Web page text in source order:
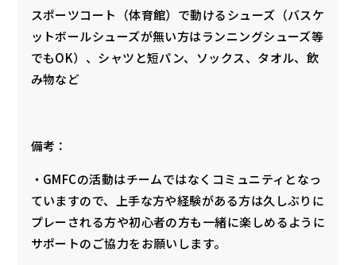
スポーツコート（体育館）で動けるシューズ（バスケ
ットボールシューズが無い方はランニングシューズ等
でもOK）、シャツと短パン、ソックス、タオル、飲
み物など
備考：
・GMFCの活動はチームではなくコミュニティとなっ
ていますので、上手な方や経験がある方は久しぶりに
プレーされる方や初心者の方も一緒に楽しめるように
サポートのご協力をお願いします。